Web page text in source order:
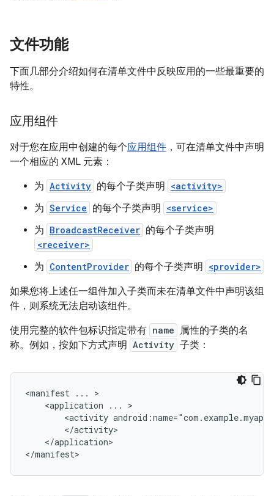
文件功能
下面几部分介绍如何在清单文件中反映应用的一些最重要的
特性。
应用组件
对于您在应用中创建的每个应用组件 ，可在清单文件中声明
一个相应的 XML 元素：
为 Activity 的每个子类声明 <activity>
为 Service 的每个子类声明 <service>
为 BroadcastReceiver 的每个子类声明
<receiver>
为 ContentProvider 的每个子类声明 <provider>
如果您将上述任一组件加入子类而未在清单文件中声明该组
件，则系统无法启动该组件。
使用完整的软件包标识指定带有 name 属性的子类的名
称。例如，按如下方式声明 Activity 子类：
<manifest ...
<application
...
<activity
</application>
</manifest>